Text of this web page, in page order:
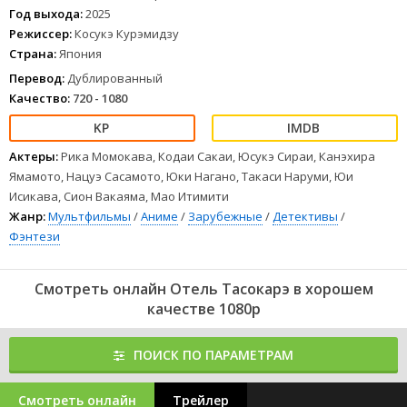
и необъяснимыми событиями, Нэко пытается найти способ
вернуться в реальный мир и вспомнить, кто она.
1234 5 67 8
Год выхода:2025
Режиссер:Косукэ Курэмидзу
Страна:Япония
Перевод: Дублированный
Качество: 720 - 1080
Актеры:Рика Момокава, Кодаи Сакаи, Юсукэ Сираи, Канэхира
Ямамото, Нацуэ Сасамото, Юки Нагано, Такаси Наруми, Юи
Исикава, Сион Вакаяма, Мао Итимити
Жанр:Мультфильмы /Аниме / Зарубежные /Детективы /
Фэнтези
Смотреть онлайн Отель Тасокарэ в хорошем
качестве 1080p
ПОИСК ПО ПАРАМЕТРАМ
Смотреть онлайн Трейлер